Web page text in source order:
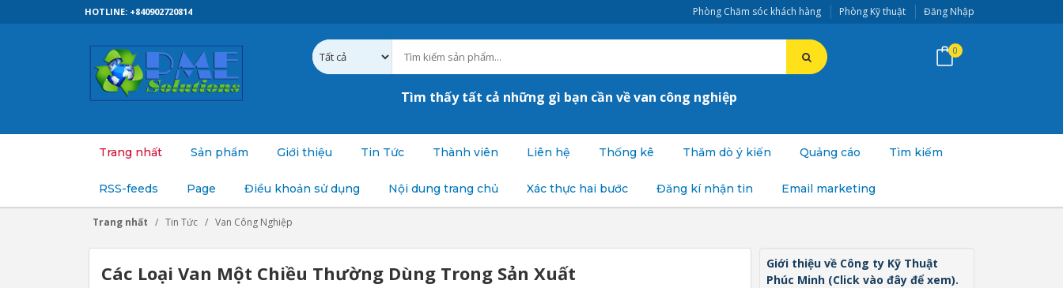
Phòng Chăm sóc khách hàng Phòng Kỹ thuật Đăng Nhập
HOTLINE: +840902720814
Tìm thấy tất cả những gì bạn cần về van công nghiệp
0
Trang nhất Sản phẩm Giới thiệu Tin Tức Thành viên Liên hệ Thống kê Thăm dò ý kiến Quảng cáo Tìm kiếm
RSS-feeds Page Điều khoản sử dụng Nội dung trang chủ Xác thực hai bước Đăng kí nhận tin Email marketing
Trang nhất Tin Tức Van Công Nghiệp
Các Loại Van Một Chiều Thường Dùng Trong Sản Xuất
Giới thiệu về Công ty Kỹ Thuật
Phúc Minh (Click vào đây để xem).